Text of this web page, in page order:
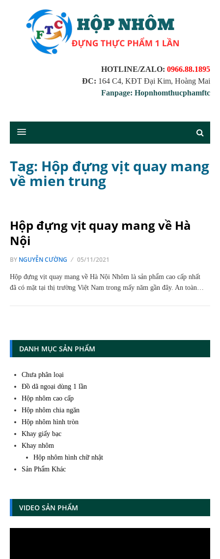
HOTLINE/ZALO: 0966.88.1895
ĐC: 164 C4, KĐT Đại Kim, Hoàng Mai
Fanpage: Hopnhomthucphamftc
Tag: Hộp đựng vịt quay mang
về mien trung
Hộp đựng vịt quay mang về Hà
Nội
BY NGUYỄN CƯỜNG 05/11/2021
Hộp đựng vịt quay mang về Hà Nội Nhôm là sản phẩm cao cấp nhất
đã có mặt tại thị trường Việt Nam trong mấy năm gần đây. An toàn…
DANH MỤC SẢN PHẨM
Chưa phân loại
Đồ dã ngoại dùng 1 lần
Hộp nhôm cao cấp
Hộp nhôm chia ngăn
Hộp nhôm hình tròn
Khay giấy bạc
Khay nhôm
Hộp nhôm hình chữ nhật
Sản Phẩm Khác
VIDEO SẢN PHẨM